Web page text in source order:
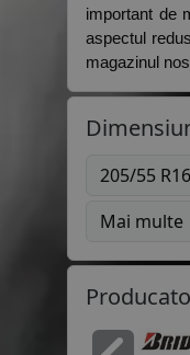
important de
aspectul
magazinul
205/55 R16
Mai multe